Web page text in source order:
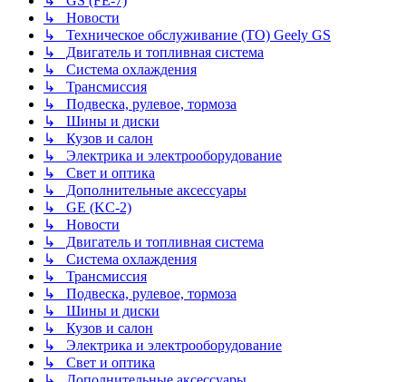
↳ Новости
↳ Техническое обслуживание (ТО) Geely GS
↳ Двигатель и топливная система
↳ Система охлаждения
↳ Трансмиссия
↳ Подвеска, рулевое, тормоза
↳ Шины и диски
↳ Кузов и салон
↳ Электрика и электрооборудование
↳ Свет и оптика
↳ Дополнительные аксессуары
↳ GE (KC-2)
↳ Новости
↳ Двигатель и топливная система
↳ Система охлаждения
↳ Трансмиссия
↳ Подвеска, рулевое, тормоза
↳ Шины и диски
↳ Кузов и салон
↳ Электрика и электрооборудование
↳ Свет и оптика